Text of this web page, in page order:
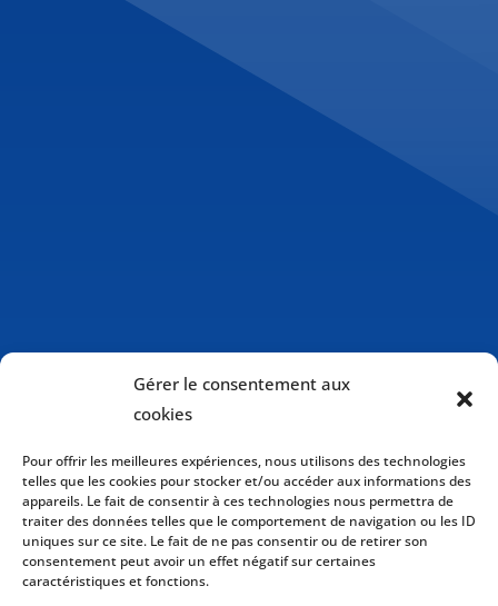
Gérer le consentement aux
cookies
Pour offrir les meilleures expériences, nous utilisons des technologies
telles que les cookies pour stocker et/ou accéder aux informations des
appareils. Le fait de consentir à ces technologies nous permettra de
traiter des données telles que le comportement de navigation ou les ID
uniques sur ce site. Le fait de ne pas consentir ou de retirer son
consentement peut avoir un effet négatif sur certaines
caractéristiques et fonctions.